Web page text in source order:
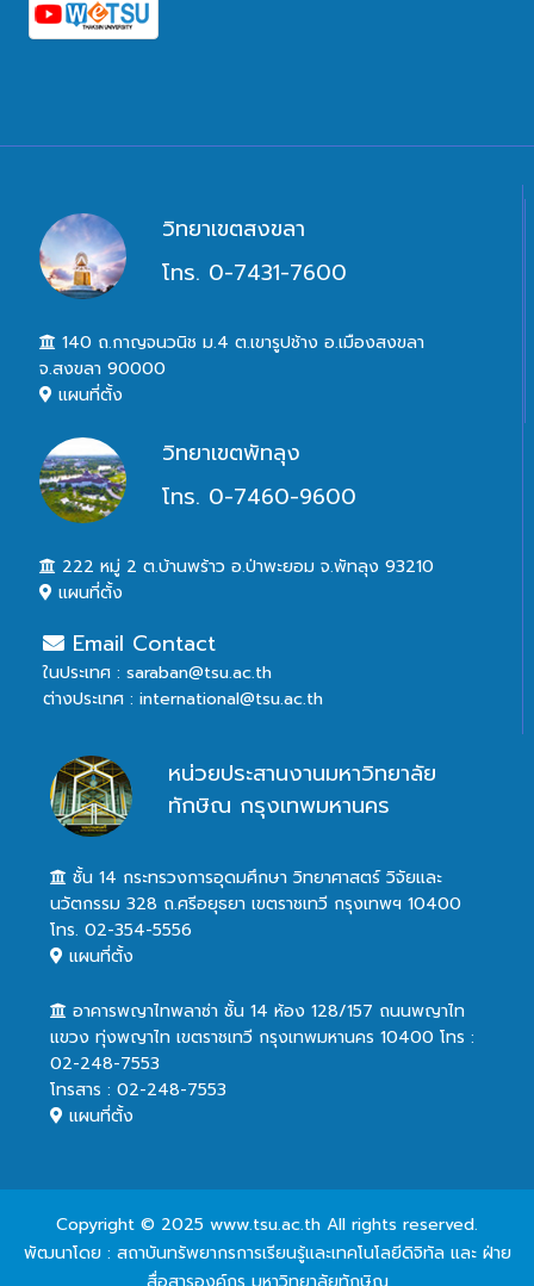
วิทยาเขตสงขลา
โทร. 0-7431-7600
140 ถ.กาญจนวนิช ม.4 ต.เขารูปช้าง อ.เมืองสงขลา
จ.สงขลา 90000
แผนที่ตั้ง
วิทยาเขตพัทลุง
โทร. 0-7460-9600
222 หมู่ 2 ต.บ้านพร้าว อ.ป่าพะยอม จ.พัทลุง 93210
แผนที่ตั้ง
Email Contact
ในประเทศ : saraban@tsu.ac.th
ต่างประเทศ : international@tsu.ac.th
หน่วยประสานงานมหาวิทยาลัย
ทักษิณ กรุงเทพมหานคร
ชั้น 14 กระทรวงการอุดมศึกษา วิทยาศาสตร์ วิจัยและ
นวัตกรรม 328 ถ.ศรีอยุธยา เขตราชเทวี กรุงเทพฯ 10400
โทร. 02-354-5556
แผนที่ตั้ง
อาคารพญาไทพลาซ่า ชั้น 14 ห้อง 128/157 ถนนพญาไท
แขวง ทุ่งพญาไท เขตราชเทวี กรุงเทพมหานคร 10400 โทร :
02-248-7553
โทรสาร : 02-248-7553
แผนที่ตั้ง
Copyright © 2025 www.tsu.ac.th All rights reserved.
พัฒนาโดย : สถาบันทรัพยากรการเรียนรู้และเทคโนโลยีดิจิทัล และ ฝ่าย